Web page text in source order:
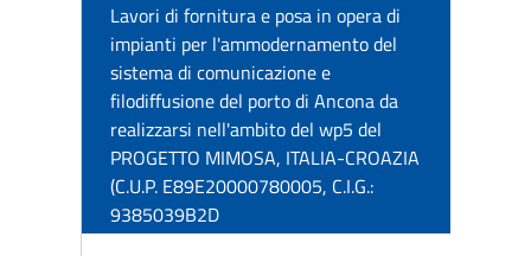
Lavori di fornitura e posa in opera di
impianti per l'ammodernamento del
sistema di comunicazione e
filodiffusione del porto di Ancona da
realizzarsi nell'ambito del wp5 del
PROGETTO MIMOSA, ITALIA-CROAZIA
(C.U.P. E89E20000780005, C.I.G.:
9385039B2D